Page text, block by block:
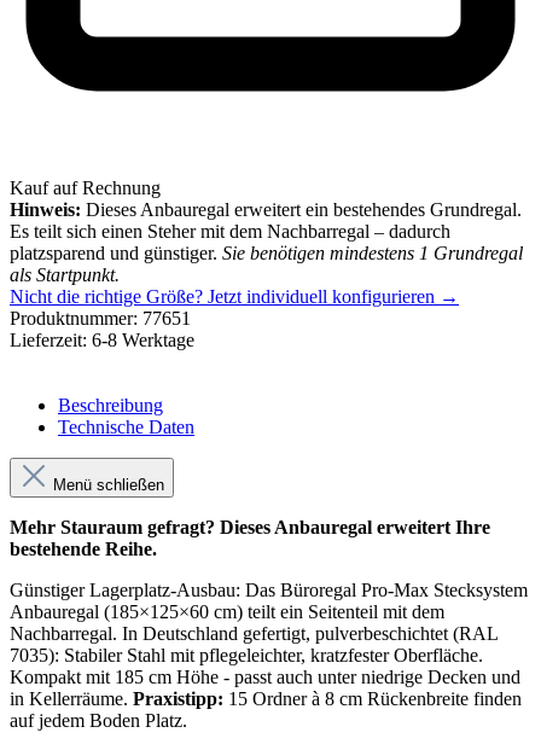
Kauf auf Rechnung
Hinweis: Dieses Anbauregal erweitert ein bestehendes Grundregal.
Es teilt sich einen Steher mit dem Nachbarregal – dadurch
platzsparend und günstiger. Sie benötigen mindestens 1 Grundregal
als Startpunkt.
Nicht die richtige Größe? Jetzt individuell konfigurieren →
Produktnummer: 77651
Lieferzeit: 6-8 Werktage
Beschreibung
Technische Daten
Menü schließen
Mehr Stauraum gefragt? Dieses Anbauregal erweitert Ihre
bestehende Reihe.
Günstiger Lagerplatz-Ausbau: Das Büroregal Pro-Max Stecksystem
Anbauregal (185×125×60 cm) teilt ein Seitenteil mit dem
Nachbarregal. In Deutschland gefertigt, pulverbeschichtet (RAL
7035): Stabiler Stahl mit pflegeleichter, kratzfester Oberfläche.
Kompakt mit 185 cm Höhe - passt auch unter niedrige Decken und
in Kellerräume. Praxistipp: 15 Ordner à 8 cm Rückenbreite finden
auf jedem Boden Platz.